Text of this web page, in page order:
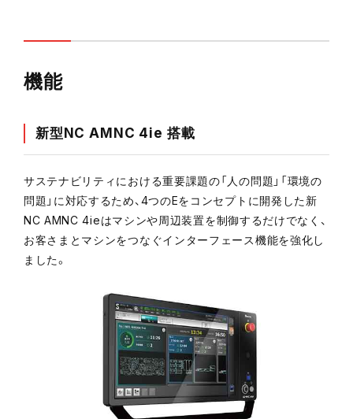
機能
新型NC AMNC 4ie 搭載
サステナビリティにおける重要課題の「人の問題」「環境の
問題」に対応するため、4つのEをコンセプトに開発した新
NC AMNC 4ieはマシンや周辺装置を制御するだけでなく、
お客さまとマシンをつなぐインターフェース機能を強化し
ました。